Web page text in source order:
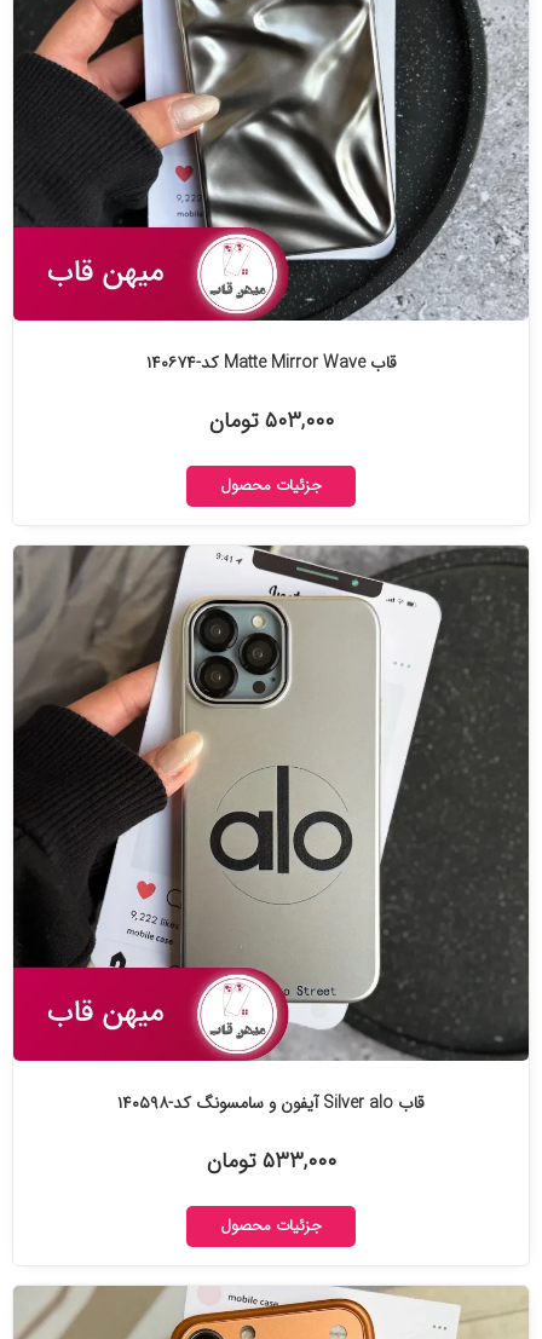
قاب Matte Mirror Wave کد-۱۴۰۶۷۴
۵۰۳,۰۰۰ تومان
جزئیات محصول
قاب Silver alo آیفون و سامسونگ کد-۱۴۰۵۹۸
۵۳۳,۰۰۰ تومان
جزئیات محصول